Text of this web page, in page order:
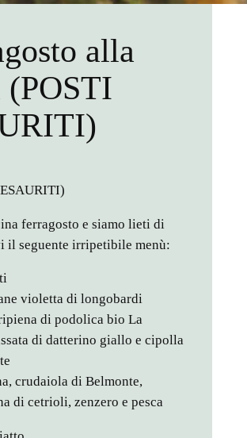
alla
(POSTI
ferragosto e siamo lieti di
il seguente irripetibile menù:
violetta di longobardi
di podolica bio La
di datterino giallo e cipolla
crudaiola di Belmonte,
di cetrioli, zenzero e pesca